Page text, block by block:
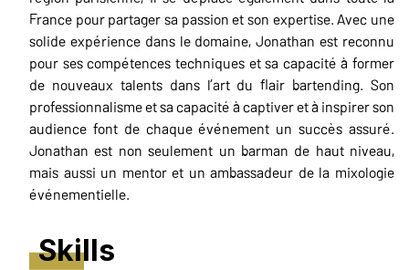
France pour partager sa passion et son expertise. Avec une
solide expérience dans le domaine, Jonathan est reconnu
pour ses compétences techniques et sa capacité à former
de nouveaux talents dans l’art du flair bartending. Son
professionnalisme et sa capacité à captiver et à inspirer son
audience font de chaque événement un succès assuré.
Jonathan est non seulement un barman de haut niveau,
mais aussi un mentor et un ambassadeur de la mixologie
événementielle.
Skills